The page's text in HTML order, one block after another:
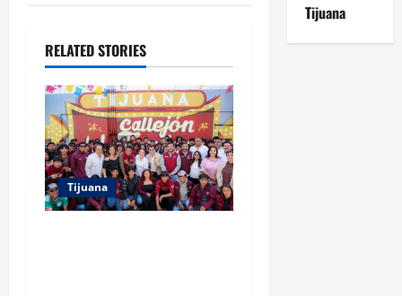
i
o
n
RELATED STORIES
Tijuana
Tijuana